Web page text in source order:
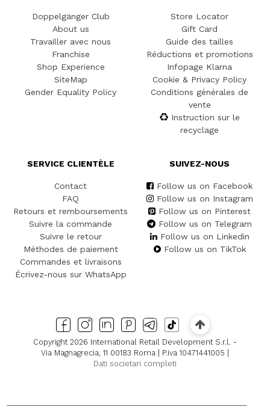
Doppelgänger Club
About us
Travailler avec nous
Franchise
Shop Experience
SiteMap
Gender Equality Policy
Store Locator
Gift Card
Guide des tailles
Réductions et promotions
Infopage Klarna
Cookie & Privacy Policy
Conditions générales de
vente
Instruction sur le
recyclage
SERVICE CLIENTÈLE
Contact
FAQ
Retours et remboursements
Suivre la commande
Suivre le retour
Méthodes de paiement
Commandes et livraisons
Écrivez-nous sur WhatsApp
SUIVEZ-NOUS
Follow us on Facebook
Follow us on Instagram
Follow us on Pinterest
Follow us on Telegram
Follow us on Linkedin
Follow us on TikTok
Copyright 2026 International Retail Development S.r.l. -
Via Magnagrecia, 11 00183 Roma | P.iva 10471441005 |
Dati societari completi